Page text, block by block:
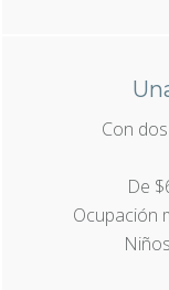
Con
De
Ocupación